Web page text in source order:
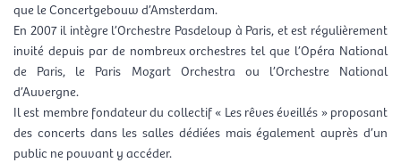
que le Concertgebouw d’Amsterdam.
En 2007 il intègre l’Orchestre Pasdeloup à Paris, et est régulièrement
invité depuis par de nombreux orchestres tel que l’Opéra National
de Paris, le Paris Mozart Orchestra ou l’Orchestre National
d’Auvergne.
Il est membre fondateur du collectif « Les rêves éveillés » proposant
des concerts dans les salles dédiées mais également auprès d’un
public ne pouvant y accéder.